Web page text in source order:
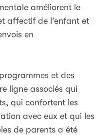
améliorent le
affectif de l’enfant et
en
et des
ligne associés qui
qui confortent les
avec eux et qui les
de parents a été